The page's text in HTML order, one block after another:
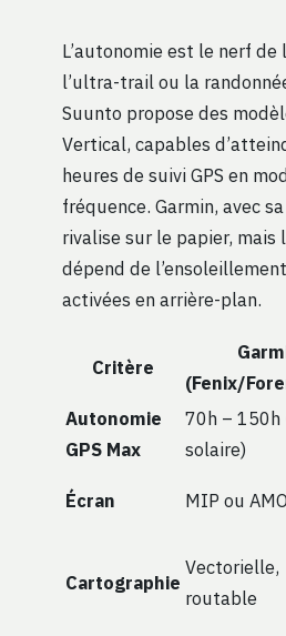
L’autonomie est le nerf
l’ultra-trail ou la
Suunto propose des
Vertical, capables
heures de suivi GPS en
fréquence. Garmin, avec
rivalise sur le papier, mais
dépend de
activées en arrière-plan.
Critère
(Fenix/
Autonomie
GPS Max
70h – 150h
solaire)
Écran MIP ou
Cartographie
Vectorielle,
routable